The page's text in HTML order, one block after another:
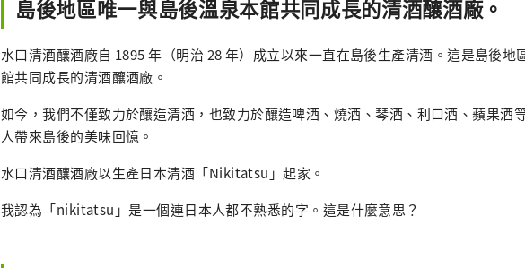
島後地區唯一與島後溫泉本館共同成長的清酒釀酒廠。
水口清酒釀酒廠自 1895 年（明治 28 年）成立以來一直在島後生產清酒。這是島後地
館共同成長的清酒釀酒廠。
如今，我們不僅致力於釀造清酒，也致力於釀造啤酒、燒酒、琴酒、利口酒、蘋果酒
人帶來島後的美味回憶。
水口清酒釀酒廠以生產日本清酒「Nikitatsu」起家。
我認為「nikitatsu」是一個連日本人都不熟悉的字。這是什麼意思？